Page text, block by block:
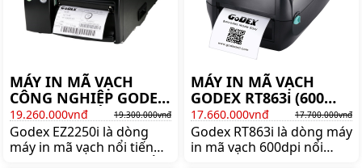
MÁY IN MÃ VẠCH
CÔNG NGHIỆP GODEX
EZ2250i
19.260.000vnđ 19.300.000vnđ
Godex EZ2250i là dòng
máy in mã vạch nổi tiếng
MÁY IN MÃ VẠCH
GODEX RT863i (600
DPI)
17.660.000vnđ 17.700.000vnđ
Godex RT863i là dòng máy
in mã vạch 600dpi nổi